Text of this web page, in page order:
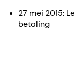
27 mei 2015:
betaling